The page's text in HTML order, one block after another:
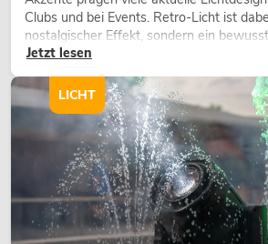
Clubs und bei Events. Retro-Licht ist
nostalgischer Effekt, sondern ein
Gestaltungsmittel: Es schafft
wirken lassen.
Jetzt lesen
LICHT